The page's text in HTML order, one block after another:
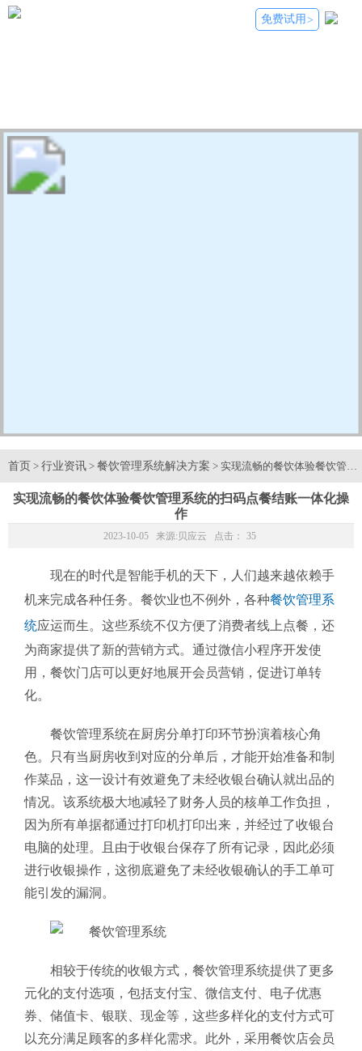
免费试用 >
首页 > 行业资讯 > 餐饮管理系统解决方案 > 实现流畅的餐饮体验餐饮管
实现流畅的餐饮体验餐饮管理系统的扫码点餐结账一体化操
作
2023-10-05 来源: 贝应云 点击： 35
现在的时代是智能手机的天下，人们越来越依赖手
机来完成各种任务。餐饮业也不例外，各种餐饮管理系
统应运而生。这些系统不仅方便了消费者线上点餐，还
为商家提供了新的营销方式。通过微信小程序开发使
用，餐饮门店可以更好地展开会员营销，促进订单转
化。
餐饮管理系统在厨房分单打印环节扮演着核心角
色。只有当厨房收到对应的分单后，才能开始准备和制
作菜品，这一设计有效避免了未经收银台确认就出品的
情况。该系统极大地减轻了财务人员的核单工作负担，
因为所有单据都通过打印机打印出来，并经过了收银台
电脑的处理。且由于收银台保存了所有记录，因此必须
进行收银操作，这彻底避免了未经收银确认的手工单可
能引发的漏洞。
相较于传统的收银方式，餐饮管理系统提供了更多
元化的支付选项，包括支付宝、微信支付、电子优惠
券、储值卡、银联、现金等，这些多样化的支付方式可
以充分满足顾客的多样化需求。此外，采用餐饮店会员